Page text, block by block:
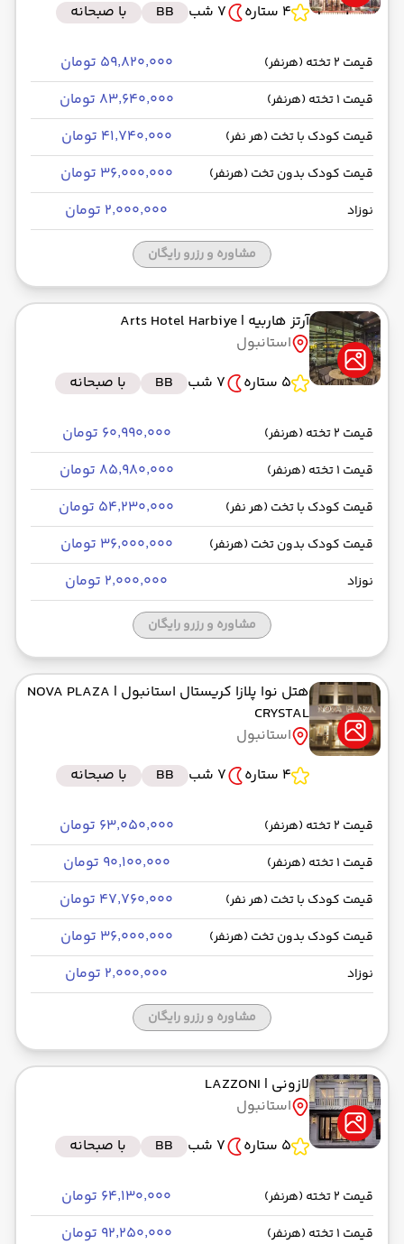
4 ستاره 7 شب BB با صبحانه
قیمت 2 تخته (هرنفر) ۵۹٬۸۲۰٬۰۰۰ تومان
قیمت 1 تخته (هرنفر) ۸۳٬۶۴۰٬۰۰۰ تومان
قیمت کودک با تخت (هر نفر) ۴۱٬۷۴۰٬۰۰۰ تومان
قیمت کودک بدون تخت (هرنفر) ۳۶٬۰۰۰٬۰۰۰ تومان
نوزاد ۲٬۰۰۰٬۰۰۰ تومان
مشاوره و رزرو رایگان
آرتز هاربیه | Arts Hotel Harbiye
استانبول
5 ستاره
7 شب BB با صبحانه
قیمت 2 تخته (هرنفر) ۶۰٬۹۹۰٬۰۰۰ تومان
قیمت 1 تخته (هرنفر) ۸۵٬۹۸۰٬۰۰۰ تومان
قیمت کودک با تخت (هر نفر) ۵۴٬۲۳۰٬۰۰۰ تومان
قیمت کودک بدون تخت (هرنفر) ۳۶٬۰۰۰٬۰۰۰ تومان
نوزاد ۲٬۰۰۰٬۰۰۰ تومان
مشاوره و رزرو رایگان
هتل نوا پلازا کریستال استانبول | NOVA PLAZA
CRYSTAL
استانبول
4 ستاره
7 شب BB با صبحانه
قیمت 2 تخته (هرنفر) ۶۳٬۰۵۰٬۰۰۰ تومان
قیمت 1 تخته (هرنفر) ۹۰٬۱۰۰٬۰۰۰ تومان
قیمت کودک با تخت (هر نفر) ۴۷٬۷۶۰٬۰۰۰ تومان
قیمت کودک بدون تخت (هرنفر) ۳۶٬۰۰۰٬۰۰۰ تومان
نوزاد ۲٬۰۰۰٬۰۰۰ تومان
مشاوره و رزرو رایگان
لازونی | LAZZONI
استانبول
5 ستاره
7 شب BB با صبحانه
قیمت 2 تخته (هرنفر) ۶۴٬۱۳۰٬۰۰۰ تومان
قیمت 1 تخته (هرنفر) ۹۲٬۲۵۰٬۰۰۰ تومان